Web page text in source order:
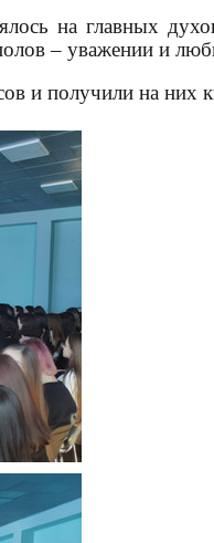
на главных
– уважении и
получили на них